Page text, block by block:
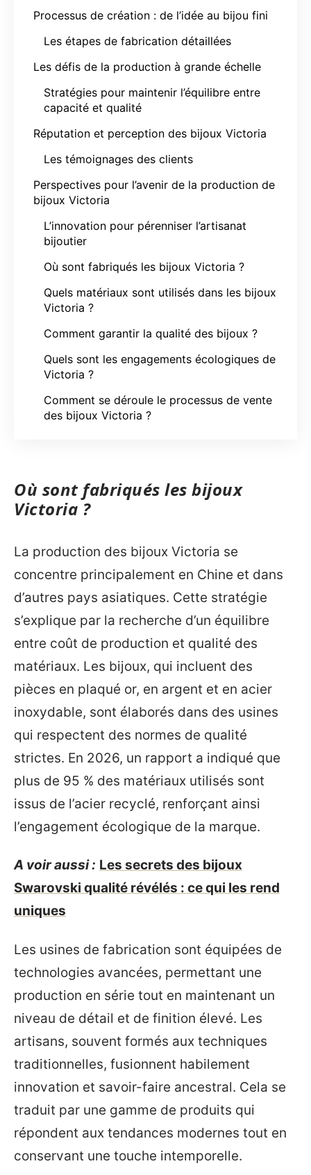
Processus de création : de l’idée au bijou fini
Les étapes de fabrication détaillées
Les défis de la production à grande échelle
Stratégies pour maintenir l’équilibre entre
capacité et qualité
Réputation et perception des bijoux Victoria
Les témoignages des clients
Perspectives pour l’avenir de la production de
bijoux Victoria
L’innovation pour pérenniser l’artisanat
bijoutier
Où sont fabriqués les bijoux Victoria ?
Quels matériaux sont utilisés dans les bijoux
Victoria ?
Comment garantir la qualité des bijoux ?
Quels sont les engagements écologiques de
Victoria ?
Comment se déroule le processus de vente
des bijoux Victoria ?
Où sont fabriqués les bijoux
Victoria ?
La production des bijoux Victoria se
concentre principalement en Chine et dans
d’autres pays asiatiques. Cette stratégie
s’explique par la recherche d’un équilibre
entre coût de production et qualité des
matériaux. Les bijoux, qui incluent des
pièces en plaqué or, en argent et en acier
inoxydable, sont élaborés dans des usines
qui respectent des normes de qualité
strictes. En 2026, un rapport a indiqué que
plus de 95 % des matériaux utilisés sont
issus de l’acier recyclé, renforçant ainsi
l’engagement écologique de la marque.
A voir aussi : Les secrets des bijoux
Swarovski qualité révélés : ce qui les rend
uniques
Les usines de fabrication sont équipées de
technologies avancées, permettant une
production en série tout en maintenant un
niveau de détail et de finition élevé. Les
artisans, souvent formés aux techniques
traditionnelles, fusionnent habilement
innovation et savoir-faire ancestral. Cela se
traduit par une gamme de produits qui
répondent aux tendances modernes tout en
conservant une touche intemporelle.